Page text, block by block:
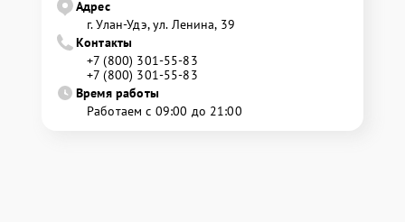
Адрес
г. Улан-Удэ, ул. Ленина, 39
Контакты
+7 (800) 301-55-83
+7 (800) 301-55-83
Время работы
Работаем с 09:00 до 21:00